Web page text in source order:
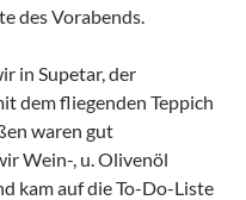
des Vorabends.
in Supetar, der
dem fliegenden Teppich
waren gut
Wein-, u. Olivenöl
kam auf die To-Do-Liste